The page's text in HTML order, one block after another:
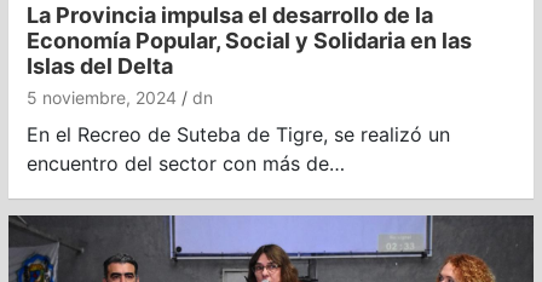
La Provincia impulsa el desarrollo de la
Economía Popular, Social y Solidaria en las
Islas del Delta
5 noviembre, 2024 dn
En el Recreo de Suteba de Tigre, se realizó un
encuentro del sector con más de…